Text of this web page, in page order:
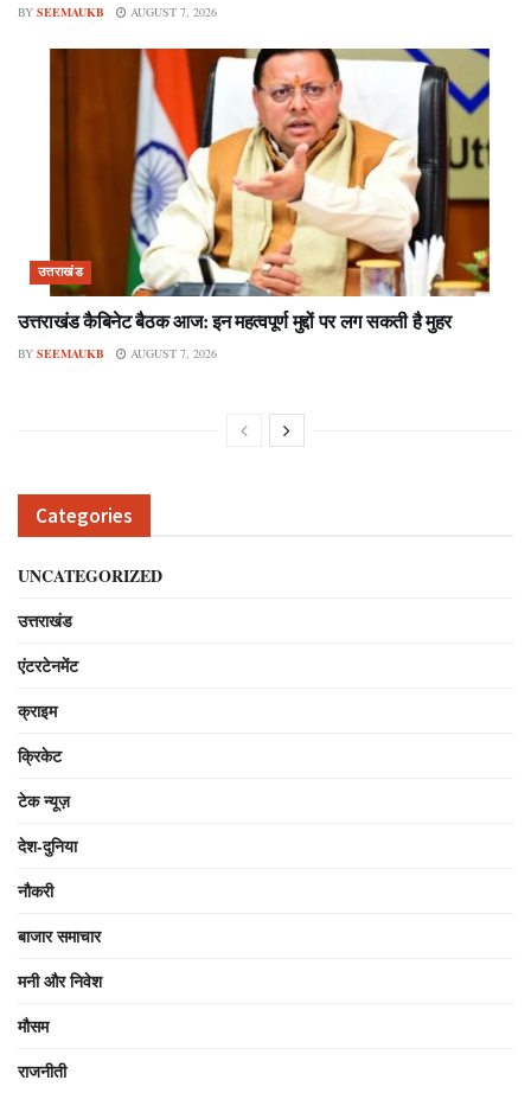
BY SEEMAUKB AUGUST 7, 2026
उत्तराखंड
उत्तराखंड कैबिनेट बैठक आज: इन महत्वपूर्ण मुद्दों पर लग सकती है मुहर
BY SEEMAUKB AUGUST 7, 2026
Categories
UNCATEGORIZED
उत्तराखंड
एंटरटेनमेंट
क्राइम
क्रिकेट
टेक न्यूज़
देश-दुनिया
नौकरी
बाजार समाचार
मनी और निवेश
मौसम
राजनीती